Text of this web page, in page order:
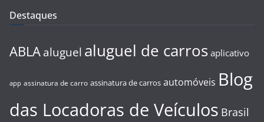
Destaques
ABLA aluguel aluguel de carros aplicativo
app assinatura de carro assinatura de carros automóveis Blog
das Locadoras de Veículos Brasil